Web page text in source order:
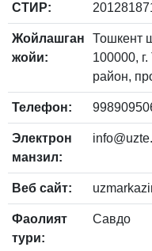
СТИР:
Жойлашган
жойи:
Тошкент
100000,
район,
Телефон:
Электрон
манзил:
Веб сайт:
Фаолият
тури:
Савдо